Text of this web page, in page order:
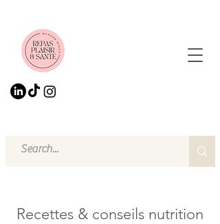
Recettes & conseils nutrition